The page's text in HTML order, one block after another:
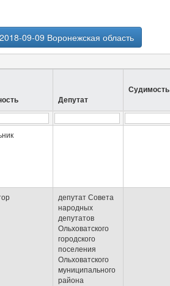
09-09 Воронежская область
Депутат
Судимость
депутат Совета
народных
депутатов
Ольховатского
городского
поселения
Ольховатского
муниципального
района